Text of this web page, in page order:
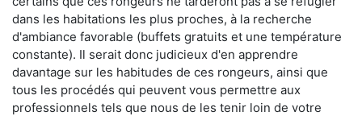
dans les habitations les plus proches, à la recherche
d'ambiance favorable (buffets gratuits et une température
constante). Il serait donc judicieux d'en apprendre
davantage sur les habitudes de ces rongeurs, ainsi que
tous les procédés qui peuvent vous permettre aux
professionnels tels que nous de les tenir loin de votre